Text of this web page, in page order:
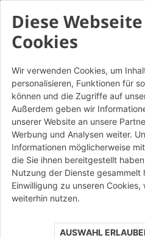
Diese
Cookies
Wir verwenden Cookies, um
personalisieren, Funktionen für
können und die Zugriffe auf
Außerdem geben wir
unserer Website an unsere
Werbung und Analysen weiter.
Informationen möglicherweise
die Sie ihnen bereitgestellt
Nutzung der Dienste gesammelt
Einwilligung zu unseren Cookies,
weiterhin nutzen.
AUSWAHL
Embrice
Altre Colorazioni
STAMPA